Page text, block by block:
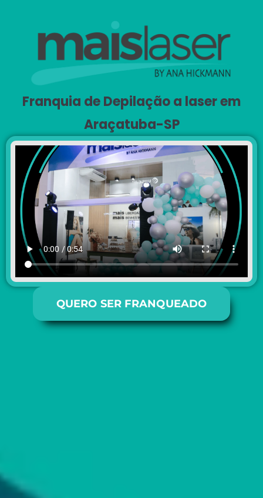
Franquia de Depilação a laser em
Araçatuba-SP
QUERO SER FRANQUEADO